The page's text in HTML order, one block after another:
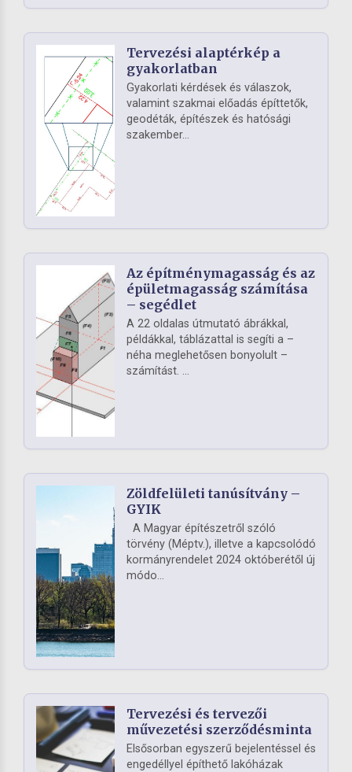
Tervezési alaptérkép a
gyakorlatban
Gyakorlati kérdések és válaszok,
valamint szakmai előadás építtetők,
geodéták, építészek és hatósági
szakember...
Az építménymagasság és az
épületmagasság számítása
– segédlet
A 22 oldalas útmutató ábrákkal,
példákkal, táblázattal is segíti a –
néha meglehetősen bonyolult –
számítást. ...
Zöldfelületi tanúsítvány –
GYIK
A Magyar építészetről szóló
törvény (Méptv.), illetve a kapcsolódó
kormányrendelet 2024 októberétől új
módo...
Tervezési és tervezői
művezetési szerződésminta
Elsősorban egyszerű bejelentéssel és
engedéllyel építhető lakóházak